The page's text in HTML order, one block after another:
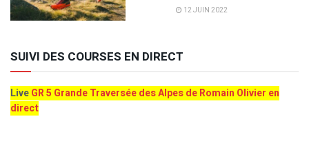
12 JUIN 2022
SUIVI DES COURSES EN DIRECT
LiveGR 5 Grande Traversée des Alpes de Romain Olivier en
direct